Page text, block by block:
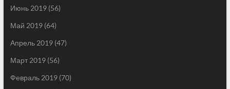
Июнь 2019(56)
Май 2019(64)
Апрель 2019(47)
Март 2019(56)
Февраль 2019(70)